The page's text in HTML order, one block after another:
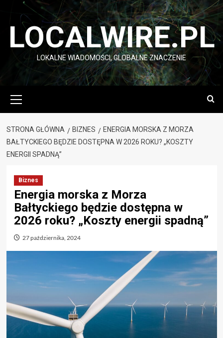
Przejdź
LOCALWIRE.PL
LOKALNE WIADOMOŚCI, GLOBALNE ZNACZENIE
główne
STRONA GŁÓWNA BIZNES
ENERGIA MORSKA Z MORZA
BAŁTYCKIEGO BĘDZIE DOSTĘPNA W 2026 ROKU? „KOSZTY
ENERGII SPADNĄ”
Biznes
Energia morska z Morza
Bałtyckiego będzie dostępna w
2026 roku? „Koszty energii spadną”
27 października, 2024